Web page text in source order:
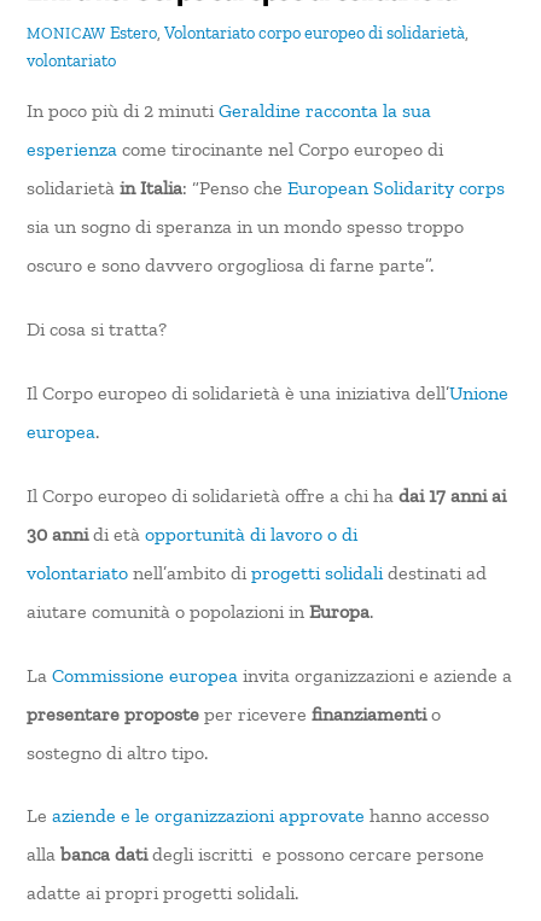
MONICAW Estero, Volontariatocorpo europeo di solidarietà,
volontariato
In poco più di 2 minutiGeraldine racconta la sua
esperienza come tirocinante nel Corpo europeo di
solidarietàin Italia: “Penso cheEuropean Solidarity corps
sia un sogno di speranza in un mondo spesso troppo
oscuro e sono davvero orgogliosa di farne parte”.
Di cosa si tratta?
Il Corpo europeo di solidarietà è una iniziativa dell’Unione
europea.
Il Corpo europeo di solidarietà offre a chi hadai 17 anni ai
30 annidi etàopportunità di lavoro o di
volontariato nell’ambito diprogetti solidali destinati ad
aiutare comunità o popolazioni inEuropa.
LaCommissione europea invita organizzazioni e aziende a
presentare proposte per riceverefinanziamentio
sostegno di altro tipo.
Leaziende e le organizzazioni approvate hanno accesso
allabanca datidegli iscritti e possono cercare persone
adatte ai propri progetti solidali.